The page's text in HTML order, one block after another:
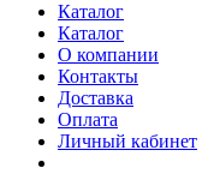
Каталог
Каталог
О компании
Контакты
Доставка
Оплата
Личный кабинет